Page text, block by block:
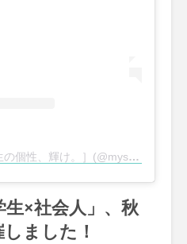
My Story Project［中高生の個性、輝け。］(@mystoryproject_gl)がシェアした投稿
×社会人」、秋
ました！